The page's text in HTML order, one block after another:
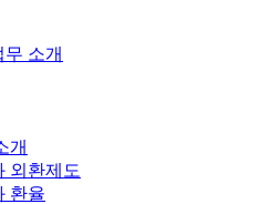
소개
개
외환제도
환율